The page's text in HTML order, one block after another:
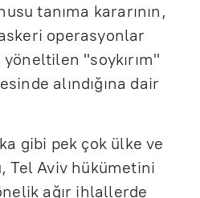
tanıma kararının,
operasyonlar
"soykırım"
alındığına dair
gibi pek çok ülke ve
Tel Aviv hükümetini
ağır ihlallerde